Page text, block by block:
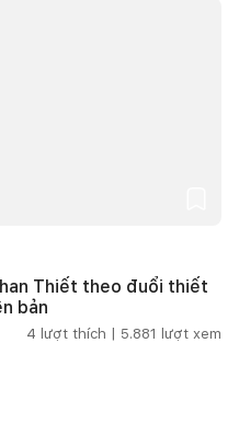
Thiết theo đuổi thiết
bản
4 lượt thích | 5.881 lượt xem